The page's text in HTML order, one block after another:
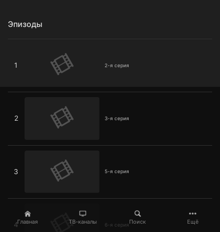
Главная ТВ-каналы Поиск Ещё
Эпизоды
1 2-я серия
2 3-я серия
3 5-я серия
4 6-я серия